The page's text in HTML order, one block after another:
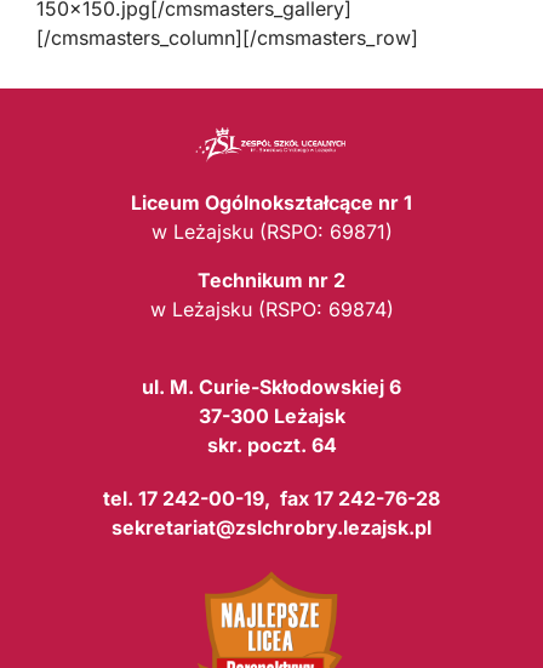
150×150.jpg[/cmsmasters_gallery]
[/cmsmasters_column][/cmsmasters_row]
Liceum Ogólnokształcące nr 1
w Leżajsku (RSPO: 69871)
Technikum nr 2
w Leżajsku (RSPO: 69874)
ul. M. Curie-Skłodowskiej 6
37-300 Leżajsk
skr. poczt. 64
tel. 17 242-00-19, fax 17 242-76-28
sekretariat@zslchrobry.lezajsk.pl